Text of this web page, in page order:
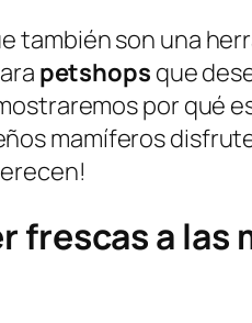
también son una
petshops que
por qué
mamíferos
a las